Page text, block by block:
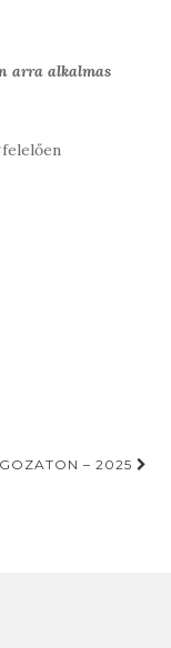
arra alkalmas
– 2025